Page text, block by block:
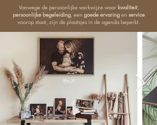
Vanwege de persoonlijke werkwijze waar kwaliteit,
persoonlijke begeleiding, een goede ervaringen service
voorop staat, zijn de plaatsjes in de agenda beperkt.